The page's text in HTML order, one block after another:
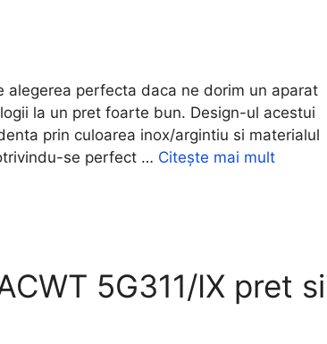
perfecta daca ne dorim un aparat
la un pret foarte bun. Design-ul acestui
prin culoarea inox/argintiu si materialul
se perfect … Citește mai mult
5G311/IX pret si